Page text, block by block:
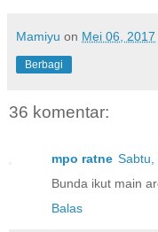
Mamiyu on Mei 06, 2017
Berbagi
36 komentar:
mpo ratne Sabtu,
Bunda ikut main
Balas